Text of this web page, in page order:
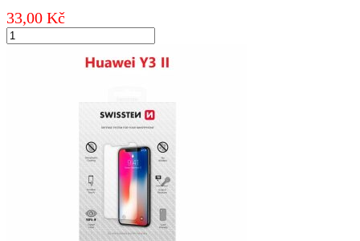
množství
33,00 Kč
OCHRANNÉ
TEMPEROVANÉ